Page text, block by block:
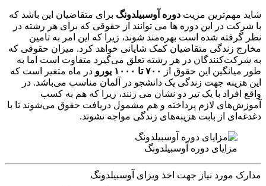
شاید مهم‌ترین مزیت دوره آوسبیلدونگ برای متقاضیان این باشد که
با شرکت در این دوره ها می توانند از حقوقی که برای هر رشته در
نظر گرفته شده است بهره‌مند شوند، زیرا که این امر به تامین
مخارج زندگی متقاضیان کمک شایانی خواهد کرد. میزان حقوقی که
به شرکت‌کنندگان در هر رشته تعلق می‌گیرد متفاوت است اما به
طور میانگین این حقوق از
در ماه متغیر است که
این هزینه جهت زندگی یک دانشجو در آلمان مناسب می‌باشد. در
واقع افراد با یک تیر دو نشان می زنند، زیرا که هم به کسب
آموزش‌های لازم پرداخته و هم مشمول دریافت حقوق می‌شوند تا با
دغدغه‌ای از بابت هزینه‌های زندگی مواجه نشوند.
مزایای دوره آوسبیلدونگ
مدارک مورد نیاز جهت اخذ ویزای آوسبیلدونگ